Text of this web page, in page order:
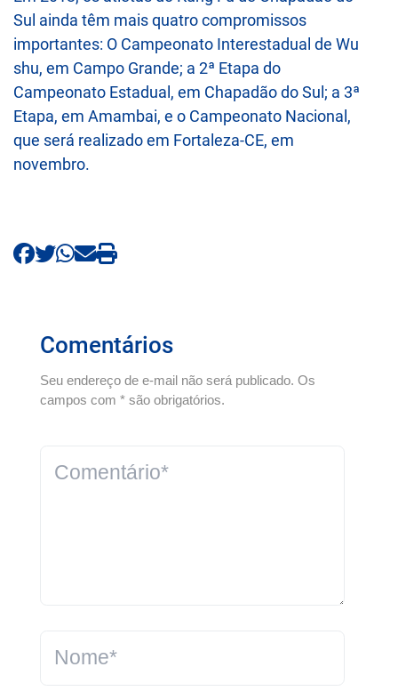
Sul ainda têm mais quatro compromissos
importantes: O Campeonato Interestadual de Wu
shu, em Campo Grande; a 2ª Etapa do
Campeonato Estadual, em Chapadão do Sul; a 3ª
Etapa, em Amambai, e o Campeonato Nacional,
que será realizado em Fortaleza-CE, em
novembro.
Comentários
Seu endereço de e-mail não será publicado. Os
campos com * são obrigatórios.